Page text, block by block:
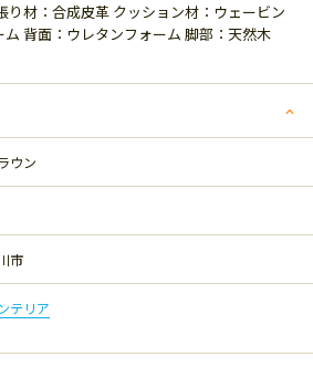
り材：合成皮革 クッション材：ウェービン
背面：ウレタンフォーム 脚部：天然木
ウン
市
テリア